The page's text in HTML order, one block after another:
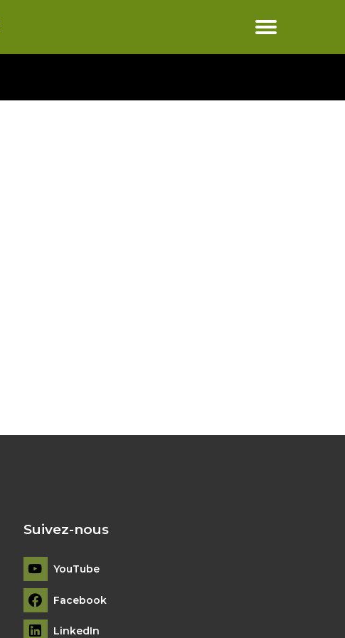
Suivez-nous
YouTube
Facebook
LinkedIn